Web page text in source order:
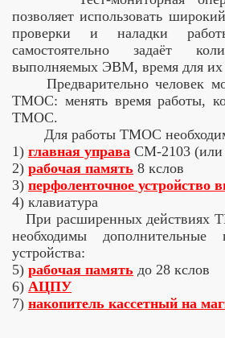
позволяет использовать
проверки и наладки
самостоятельно задаёт
выполняемых ЭВМ, время для их
Предварительно человек
ТМОС: менять время работы,
ТМОС.
Для работы ТМОС
1) главная управа СМ-2103
2) рабочая память 8 кслов
3) перфоленточное устройство
4) клавиатура
При расширенных действиях
необходимы
устройства:
5) рабочая память до 28 кслов
6) АЦПУ
7) накопитель кассетный на